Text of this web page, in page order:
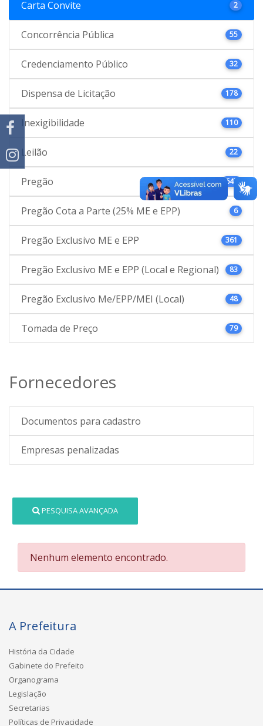
Carta Convite 2
Concorrência Pública 55
Credenciamento Público 32
Dispensa de Licitação 178
Inexigibilidade 110
Leilão 22
Pregão 645
Pregão Cota a Parte (25% ME e EPP) 6
Pregão Exclusivo ME e EPP 361
Pregão Exclusivo ME e EPP (Local e Regional) 83
Pregão Exclusivo Me/EPP/MEI (Local) 48
Tomada de Preço 79
Fornecedores
Documentos para cadastro
Empresas penalizadas
PESQUISA AVANÇADA
Nenhum elemento encontrado.
A Prefeitura
História da Cidade
Gabinete do Prefeito
Organograma
Legislação
Secretarias
Políticas de Privacidade